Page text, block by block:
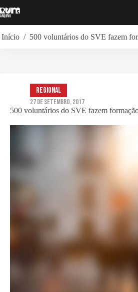
para
Início / 500 voluntários do SVE fazem
500 voluntários do SVE fazem
Regional
27 de Setembro, 2017